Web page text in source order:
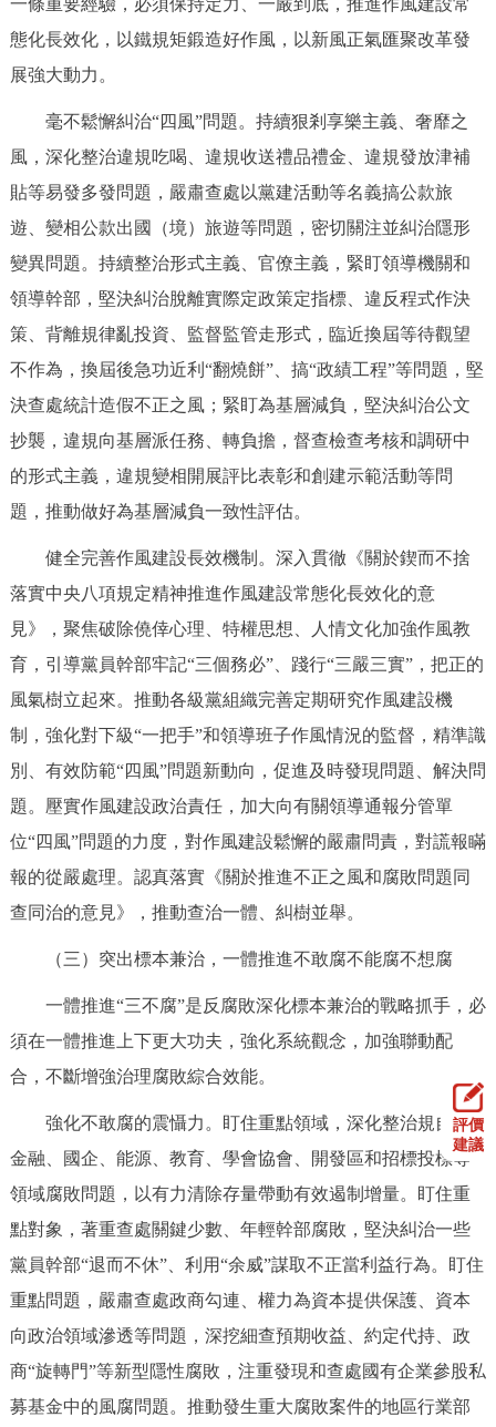
一條重要經驗，必須保持定力、一嚴到底，推進作風建設常
態化長效化，以鐵規矩鍛造好作風，以新風正氣匯聚改革發
展強大動力。
毫不鬆懈糾治“四風”問題。持續狠剎享樂主義、奢靡之
風，深化整治違規吃喝、違規收送禮品禮金、違規發放津補
貼等易發多發問題，嚴肅查處以黨建活動等名義搞公款旅
遊、變相公款出國（境）旅遊等問題，密切關注並糾治隱形
變異問題。持續整治形式主義、官僚主義，緊盯領導機關和
領導幹部，堅決糾治脫離實際定政策定指標、違反程式作決
策、背離規律亂投資、監督監管走形式，臨近換屆等待觀望
不作為，換屆後急功近利“翻燒餅”、搞“政績工程”等問題，堅
決查處統計造假不正之風；緊盯為基層減負，堅決糾治公文
抄襲，違規向基層派任務、轉負擔，督查檢查考核和調研中
的形式主義，違規變相開展評比表彰和創建示範活動等問
題，推動做好為基層減負一致性評估。
健全完善作風建設長效機制。深入貫徹《關於鍥而不捨
落實中央八項規定精神推進作風建設常態化長效化的意
見》，聚焦破除僥倖心理、特權思想、人情文化加強作風教
育，引導黨員幹部牢記“三個務必”、踐行“三嚴三實”，把正的
風氣樹立起來。推動各級黨組織完善定期研究作風建設機
制，強化對下級“一把手”和領導班子作風情況的監督，精準識
別、有效防範“四風”問題新動向，促進及時發現問題、解決問
題。壓實作風建設政治責任，加大向有關領導通報分管單
位“四風”問題的力度，對作風建設鬆懈的嚴肅問責，對謊報瞞
報的從嚴處理。認真落實《關於推進不正之風和腐敗問題同
查同治的意見》，推動查治一體、糾樹並舉。
（三）突出標本兼治，一體推進不敢腐不能腐不想腐
一體推進“三不腐”是反腐敗深化標本兼治的戰略抓手，必
須在一體推進上下更大功夫，強化系統觀念，加強聯動配
合，不斷增強治理腐敗綜合效能。
強化不敢腐的震懾力。盯住重點領域，深化整治規自、
金融、國企、能源、教育、學會協會、開發區和招標投標等
領域腐敗問題，以有力清除存量帶動有效遏制增量。盯住重
點對象，著重查處關鍵少數、年輕幹部腐敗，堅決糾治一些
黨員幹部“退而不休”、利用“余威”謀取不正當利益行為。盯住
重點問題，嚴肅查處政商勾連、權力為資本提供保護、資本
向政治領域滲透等問題，深挖細查預期收益、約定代持、政
商“旋轉門”等新型隱性腐敗，注重發現和查處國有企業參股私
募基金中的風腐問題。推動發生重大腐敗案件的地區行業部
評價
建議